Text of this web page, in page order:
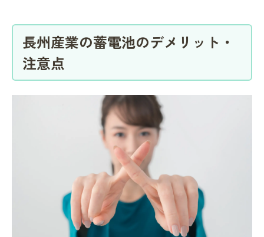
長州産業の蓄電池のデメリット・
注意点